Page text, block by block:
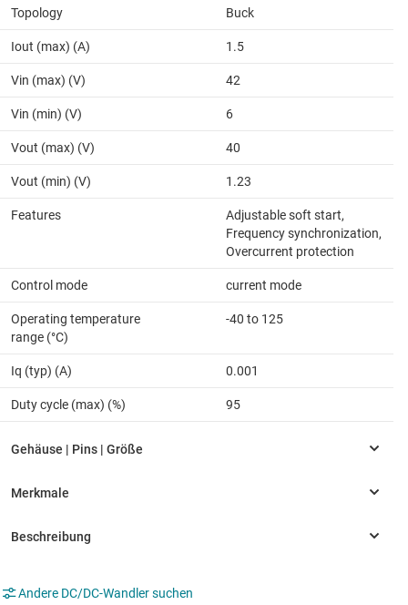
Topology Buck
Iout (max) (A) 1.5
Vin (max) (V) 42
Vin (min) (V) 6
Vout (max) (V) 40
Vout (min) (V) 1.23
Features
Adjustable soft start,
Frequency synchronization,
Overcurrent protection
Control mode current mode
Operating temperature
range (°C)
-40 to 125
Iq (typ) (A) 0.001
Duty cycle (max) (%) 95
Andere DC/DC-Wandler suchen